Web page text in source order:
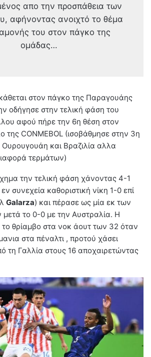
απο την προσπάθεια των
αφήνοντας ανοιχτό το θέμα
του στον πάγκο της
ομάδας…
στον πάγκο της Παραγουάης
οδήγησε στην τελική φάση του
αφού πήρε την 6η θέση στον
της CONMEBOL (ισοβάθμησε στην 3η
και Βραζιλία αλλα
τερμάτων)
την τελική φάση χάνοντας 4-1
συνεχεία καθοριστική νίκη 1-0 επί
Galarza) και πέρασε ως μία εκ των
μετά το 0-0 με την Αυστραλία. Η
θρίαμβο στα νοκ άουτ των 32 όταν
στα πέναλτι , προτού χάσει
τη Γαλλία στους 16 αποχαιρετώντας